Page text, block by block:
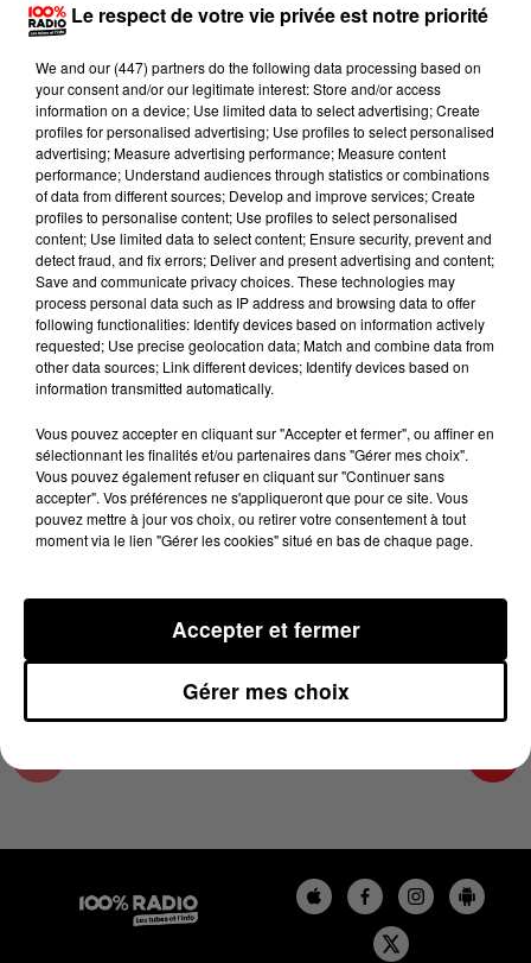
Lecture (1 min 14 sec)
100%
L'agenda du Tarn nord du 17/05/2026 à 07h42
17 mai 2026 - 1 min 14 sec
L'AGENDA DU TARN NORD DU 17/05/2026 À
07H42
L'AGENDA DU TARN NORD
Le respect de votre vie privée est notre priorité
We and our (447) partnersdo the following data processing based on
your consent and/or our legitimate interest: Store and/or access
information on a device; Use limited data to select advertising; Create
profiles for personalised advertising; Use profiles to select personalised
advertising; Measure advertising performance; Measure content
performance; Understand audiences through statistics or combinations
of data from different sources; Develop and improve services; Create
profiles to personalise content; Use profiles to select personalised
content; Use limited data to select content; Ensure security, prevent and
detect fraud, and fix errors; Deliver and present advertising and content;
Save and communicate privacy choices. These technologies may
process personal data such as IP address and browsing data to offer
following functionalities: Identify devices based on information actively
requested; Use precise geolocation data; Match and combine data from
other data sources; Link different devices; Identify devices based on
information transmitted automatically.
Vous pouvez accepter en cliquant sur "Accepter et fermer", ou affiner en
sélectionnant les finalités et/ou partenaires dans "Gérer mes choix".
Vous pouvez également refuser en cliquant sur "Continuer sans
accepter". Vos préférences ne s'appliqueront que pour ce site. Vous
pouvez mettre à jour vos choix, ou retirer votre consentement à tout
moment via le lien "Gérer les cookies" situé en bas de chaque page.
Gérer mes choix
Accepter et fermer